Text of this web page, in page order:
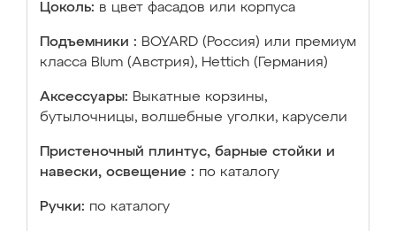
Цоколь: в цвет фасадов или корпуса
Подъемники : BOYARD (Россия) или премиум
класса Blum (Австрия), Hettich (Германия)
Аксессуары: Выкатные корзины,
бутылочницы, волшебные уголки, карусели
Пристеночный плинтус, барные стойки и
навески, освещение : по каталогу
Ручки: по каталогу